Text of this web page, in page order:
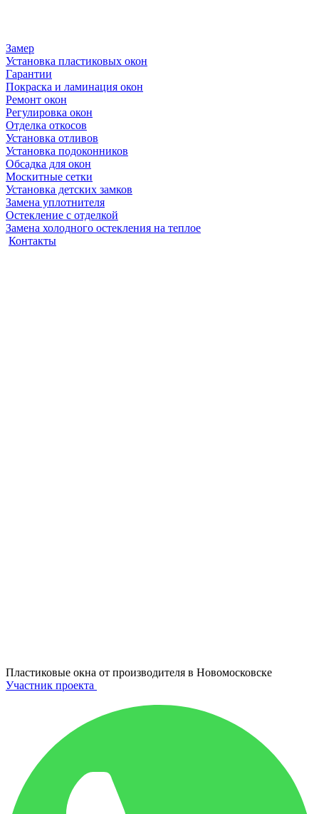
Замер
Установка пластиковых окон
Гарантии
Покраска и ламинация окон
Ремонт окон
Регулировка окон
Отделка откосов
Установка отливов
Установка подоконников
Обсадка для окон
Москитные сетки
Установка детских замков
Замена уплотнителя
Остекление с отделкой
Замена холодного остекления на теплое
Контакты
Пластиковые окна от производителя в Новомосковске
Участник проекта